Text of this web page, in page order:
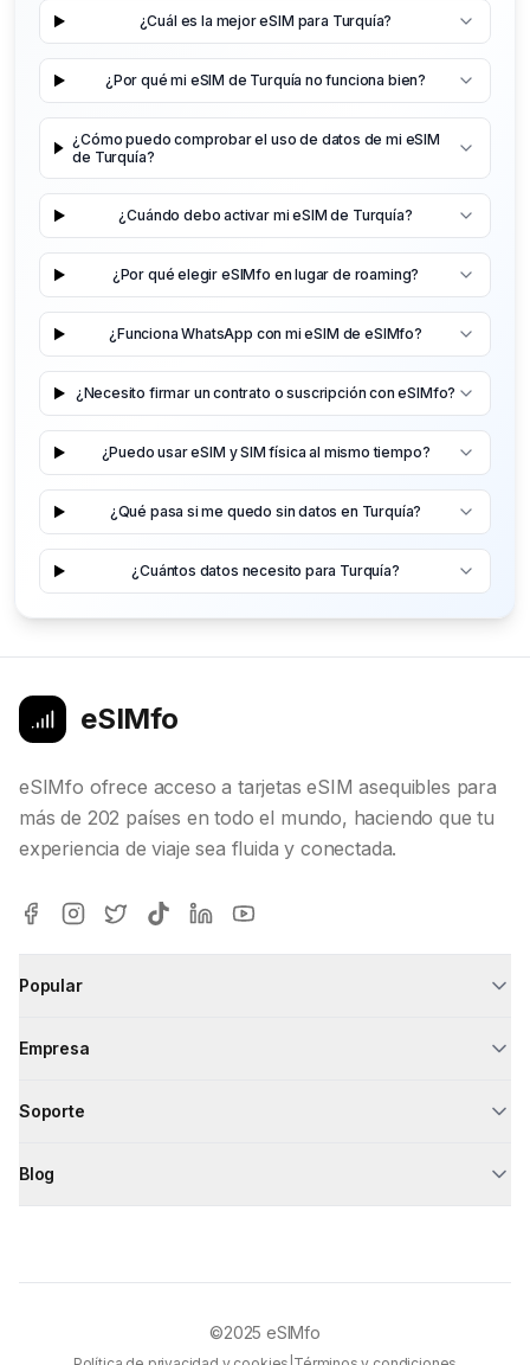
¿Cuál es la mejor eSIM para Turquía?
¿Por qué mi eSIM de Turquía no funciona bien?
¿Cómo puedo comprobar el uso de datos de mi eSIM
de Turquía?
¿Cuándo debo activar mi eSIM de Turquía?
¿Por qué elegir eSIMfo en lugar de roaming?
¿Funciona WhatsApp con mi eSIM de eSIMfo?
¿Necesito firmar un contrato o suscripción con eSIMfo?
¿Puedo usar eSIM y SIM física al mismo tiempo?
¿Qué pasa si me quedo sin datos en Turquía?
¿Cuántos datos necesito para Turquía?
eSIMfo
eSIMfo ofrece acceso a tarjetas eSIM asequibles para
más de 202 países en todo el mundo, haciendo que tu
experiencia de viaje sea fluida y conectada.
Popular
Empresa
Soporte
Blog
©2025 eSIMfo